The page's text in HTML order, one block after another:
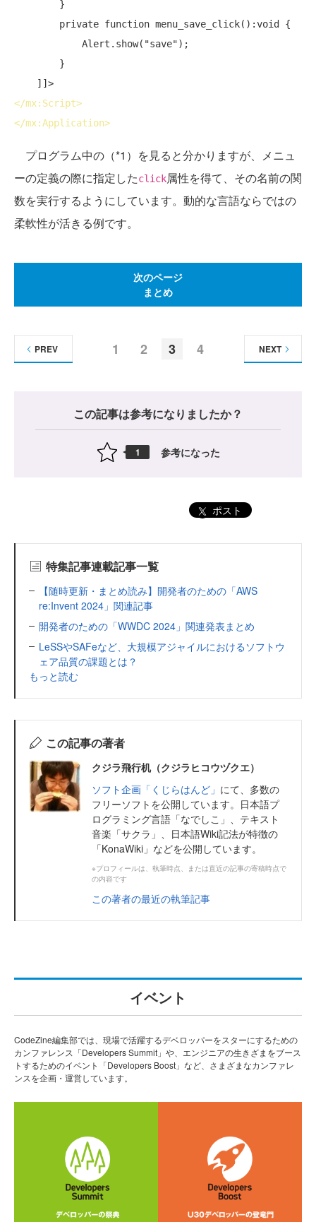
</mx:Script>
</mx:Application>
プログラム中の（*1）を見ると分かりますが、メニュ
ーの定義の際に指定したclick属性を得て、その名前の関
数を実行するようにしています。動的な言語ならではの
柔軟性が活きる例です。
次のページ
まとめ
1 2 3 4
PREV NEXT
この記事は参考になりましたか？
1 参考になった
ポスト
特集記事連載記事一覧
【随時更新・まとめ読み】開発者のための「AWS
re:Invent 2024」関連記事
開発者のための「WWDC 2024」関連発表まとめ
LeSSやSAFeなど、大規模アジャイルにおけるソフトウ
ェア品質の課題とは？
もっと読む
この記事の著者
クジラ飛行机（クジラヒコウヅクエ）
ソフト企画「くじらはんど」 にて、多数の
フリーソフトを公開しています。日本語プ
ログラミング言語「なでしこ」、テキスト
音楽「サクラ」、日本語Wiki記法が特徴の
「KonaWiki」などを公開しています。
※プロフィールは、執筆時点、または直近の記事の寄稿時点で
の内容です
この著者の最近の執筆記事
イベント
CodeZine編集部では、現場で活躍するデベロッパーをスターにするための
カンファレンス「Developers Summit」や、エンジニアの生きざまをブース
トするためのイベント「Developers Boost」など、さまざまなカンファレ
ンスを企画・運営しています。